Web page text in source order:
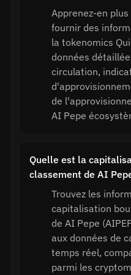
Apprenez-en plus
fournir des
la tokenomics
données
circulation,
de
AI Pepe
Quelle est la
classement de AI
Trouvez les
capitalisation
de AI Pepe
aux données de
temps réel,
parmi les